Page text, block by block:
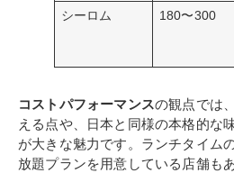
シーロム 180〜300
コストパフォーマンスの観点では
える点や、日本と同様の本格的な
が大きな魅力です。ランチタイム
放題プランを用意している店舗も